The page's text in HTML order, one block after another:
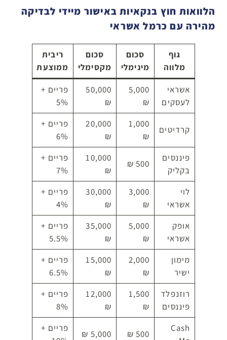
הלוואות חוץ בנקאיות באישור מיידי לבדיקה
מהירה עם כרמל אשראי
גוף
מלווה
סכום
מינימלי
סכום
מקסימלי
ריבית
ממוצעת
אשראי
לעסקים
5,000
₪
50,000
₪
פריים +
5%
קרדיטים
1,000
₪
20,000
₪
פריים +
6%
פיננסים
בקליק
500 ₪
10,000
₪
פריים +
7%
לוי
אשראי
3,000
₪
30,000
₪
פריים +
4%
אופק
אשראי
5,000
₪
35,000
₪
פריים +
5.5%
מימון
ישיר
2,000
₪
15,000
₪
פריים +
6.5%
רוזנפלד
פיננסים
1,500
₪
12,000
₪
פריים +
8%
Cash
500 ₪
5,000 ₪
פריים +